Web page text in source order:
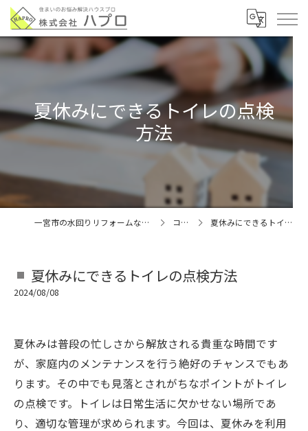
夏休みにできるトイレの点検
方法
一宮市の水回りリフォームなら株式会社ハプロ コラム 夏休みにできるトイレの点検方法
夏休みにできるトイレの点検方法
2024/08/08
夏休みは普段の忙しさから解放される貴重な時間です
が、家庭内のメンテナンスを行う絶好のチャンスでもあ
ります。その中でも見落とされがちなポイントがトイレ
の点検です。トイレは日常生活に欠かせない場所であ
り、適切な管理が求められます。今回は、夏休みを利用